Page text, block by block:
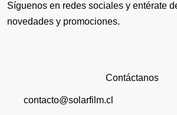
Síguenos en redes sociales y entérate
novedades y promociones.
Contáctanos
contacto@solarfilm.cl